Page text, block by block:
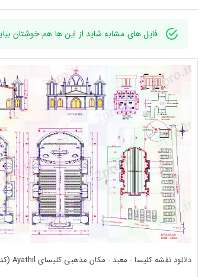
فایل های مشابه شاید از این ها هم خوشتان
دانلود نقشه کلیسا - معبد - مکان مذهبی کلیسای Ayathil (کد51447)